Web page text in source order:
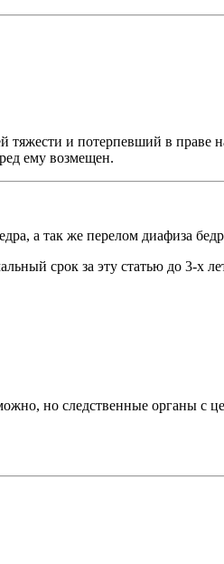
тяжести и потерпевший в
ему возмещен.
а так же перелом диафиза
срок за эту статью до 3-х
но следственные органы с